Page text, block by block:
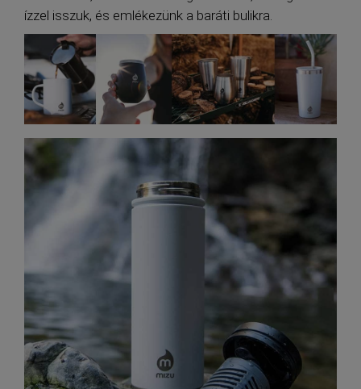
ízzel isszuk, és emlékezünk a baráti bulikra.